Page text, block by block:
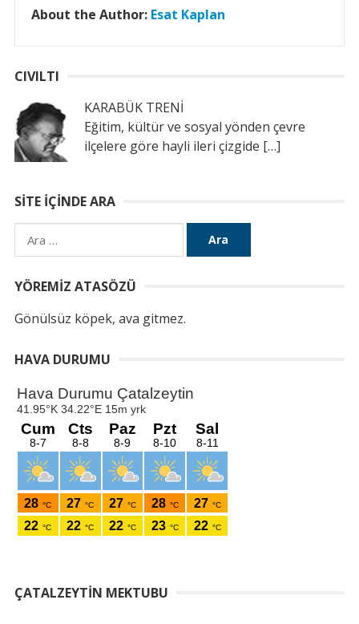
About the Author: Esat Kaplan
CIVILTI
KARABÜK TRENİ
Eğitim, kültür ve sosyal yönden çevre
ilçelere göre hayli ileri çizgide […]
SITE İÇINDE ARA
Arama:
YÖREMIZ ATASÖZÜ
Gönülsüz köpek, ava gitmez.
HAVA DURUMU
ÇATALZEYTIN MEKTUBU